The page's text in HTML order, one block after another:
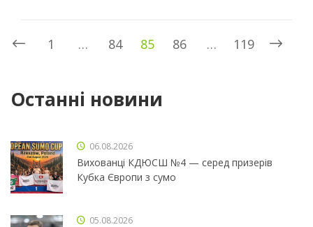
1 … 84 85 86 … 119
Останні новини
06.08.2026
Вихованці КДЮСШ №4 — серед призерів
Кубка Європи з сумо
05.08.2026